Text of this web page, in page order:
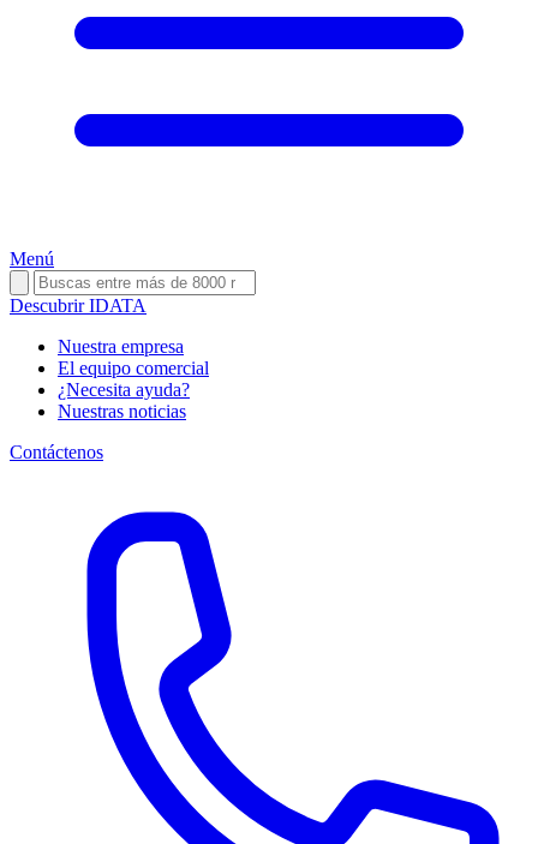
Menú
Descubrir IDATA
Nuestra empresa
El equipo comercial
¿Necesita ayuda?
Nuestras noticias
Contáctenos